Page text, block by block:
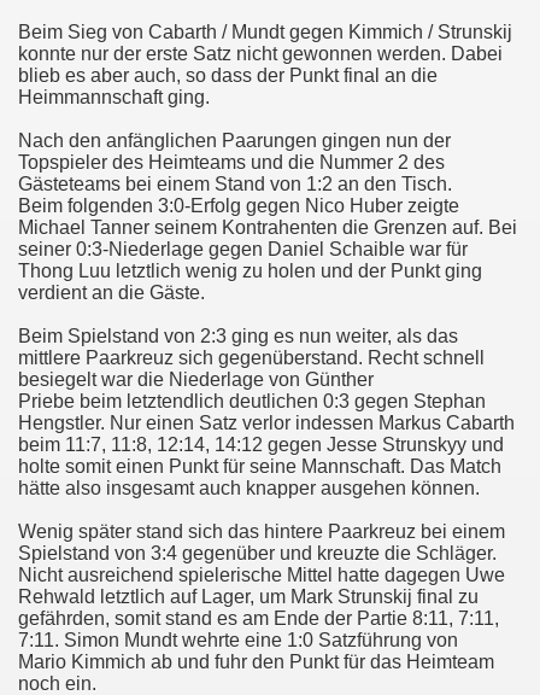
Beim Sieg von Cabarth / Mundt gegen Kimmich / Strunskij
konnte nur der erste Satz nicht gewonnen werden. Dabei
blieb es aber auch, so dass der Punkt final an die
Heimmannschaft ging.
Nach den anfänglichen Paarungen gingen nun der
Topspieler des Heimteams und die Nummer 2 des
Gästeteams bei einem Stand von 1:2 an den Tisch.
Beim folgenden 3:0-Erfolg gegen Nico Huber zeigte
Michael Tanner seinem Kontrahenten die Grenzen auf. Bei
seiner 0:3-Niederlage gegen Daniel Schaible war für
Thong Luu letztlich wenig zu holen und der Punkt ging
verdient an die Gäste.
Beim Spielstand von 2:3 ging es nun weiter, als das
mittlere Paarkreuz sich gegenüberstand. Recht schnell
besiegelt war die Niederlage von Günther
Priebe beim letztendlich deutlichen 0:3 gegen Stephan
Hengstler. Nur einen Satz verlor indessen Markus Cabarth
beim 11:7, 11:8, 12:14, 14:12 gegen Jesse Strunskyy und
holte somit einen Punkt für seine Mannschaft. Das Match
hätte also insgesamt auch knapper ausgehen können.
Wenig später stand sich das hintere Paarkreuz bei einem
Spielstand von 3:4 gegenüber und kreuzte die Schläger.
Nicht ausreichend spielerische Mittel hatte dagegen Uwe
Rehwald letztlich auf Lager, um Mark Strunskij final zu
gefährden, somit stand es am Ende der Partie 8:11, 7:11,
7:11. Simon Mundt wehrte eine 1:0 Satzführung von
Mario Kimmich ab und fuhr den Punkt für das Heimteam
noch ein.
(II)